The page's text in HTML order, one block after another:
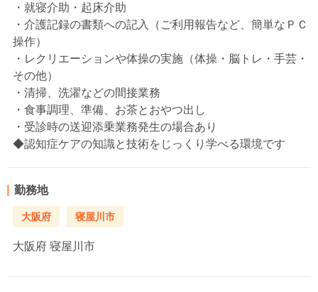
・就寝介助・起床介助
・介護記録の書類への記入（ご利用報告など、簡単なＰＣ
操作）
・レクリエーションや体操の実施（体操・脳トレ・手芸・
その他）
・清掃、洗濯などの間接業務
・食事調理、準備、お茶とおやつ出し
・受診時の送迎添乗業務発生の場合あり
◆認知症ケアの知識と技術をじっくり学べる環境です
勤務地
大阪府 寝屋川市
大阪府 寝屋川市